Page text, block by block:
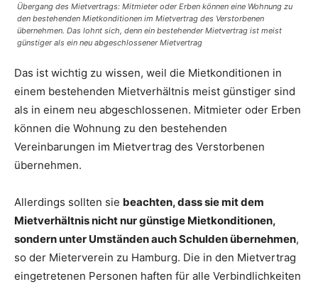
Übergang des Mietvertrags: Mitmieter oder Erben können eine Wohnung zu
den bestehenden Mietkonditionen im Mietvertrag des Verstorbenen
übernehmen. Das lohnt sich, denn ein bestehender Mietvertrag ist meist
günstiger als ein neu abgeschlossener Mietvertrag
Das ist wichtig zu wissen, weil die Mietkonditionen in
einem bestehenden Mietverhältnis meist günstiger sind
als in einem neu abgeschlossenen. Mitmieter oder Erben
können die Wohnung zu den bestehenden
Vereinbarungen im Mietvertrag des Verstorbenen
übernehmen.
Allerdings sollten sie beachten, dass sie mit dem
Mietverhältnis nicht nur günstige Mietkonditionen,
sondern unter Umständen auch Schulden übernehmen,
so der Mieterverein zu Hamburg. Die in den Mietvertrag
eingetretenen Personen haften für alle Verbindlichkeiten